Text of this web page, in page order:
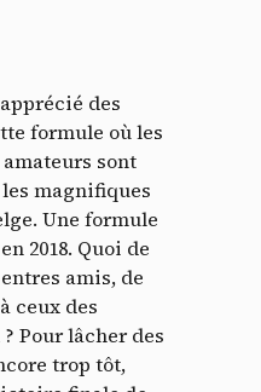
des
formule où les
sont
magnifiques
Une formule
2018. Quoi de
amis, de
ceux des
Pour lâcher des
trop tôt,